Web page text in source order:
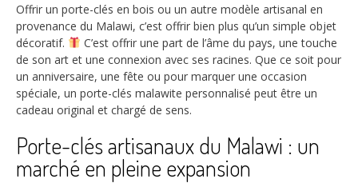
Offrir un porte-clés en bois ou un autre modèle artisanal en
provenance du Malawi, c’est offrir bien plus qu’un simple objet
décoratif.
C’est offrir une part de l’âme du pays, une touche
de son art et une connexion avec ses racines. Que ce soit pour
un anniversaire, une fête ou pour marquer une occasion
spéciale, un porte-clés malawite personnalisé peut être un
cadeau original et chargé de sens.
Porte-clés artisanaux du Malawi : un
marché en pleine expansion